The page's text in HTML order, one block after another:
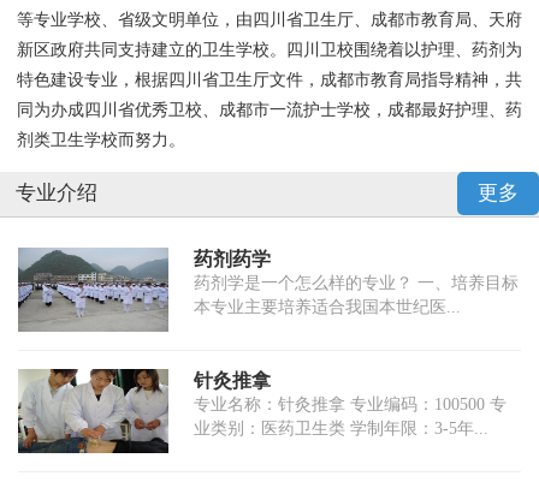
等专业学校、省级文明单位，由四川省卫生厅、成都市教育局、天府
新区政府共同支持建立的卫生学校。四川卫校围绕着以护理、药剂为
特色建设专业，根据四川省卫生厅文件，成都市教育局指导精神，共
同为办成四川省优秀卫校、成都市一流护士学校，成都最好护理、药
剂类卫生学校而努力。
更多
专业介绍
药剂药学
药剂学是一个怎么样的专业？ 一、培养目标
本专业主要培养适合我国本世纪医...
针灸推拿
专业名称：针灸推拿 专业编码：100500 专
业类别：医药卫生类 学制年限：3-5年...